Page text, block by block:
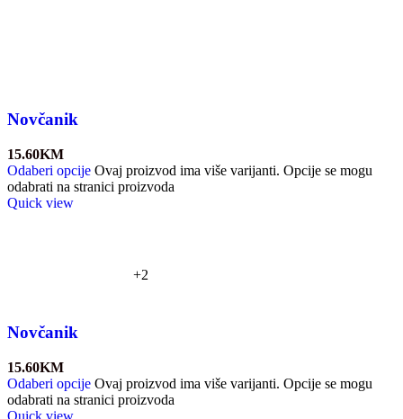
Novčanik
15.60KM
Odaberi opcije Ovaj proizvod ima više varijanti. Opcije se mogu
odabrati na stranici proizvoda
Quick view
+2
Novčanik
15.60KM
Odaberi opcije Ovaj proizvod ima više varijanti. Opcije se mogu
odabrati na stranici proizvoda
Quick view